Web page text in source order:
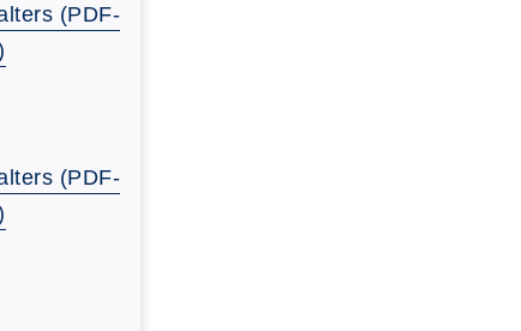
(PDF-
(PDF-